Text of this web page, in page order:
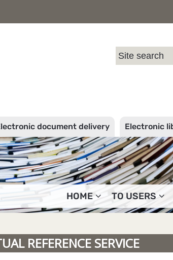
document delivery Electronic
HOME TO USERS
REFERENCE SERVICE